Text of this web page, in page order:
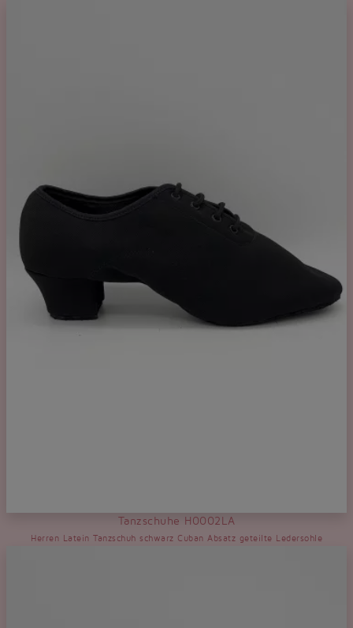
Tanzschuhe H0002LA
Herren Latein Tanzschuh schwarz Cuban Absatz geteilte Ledersohle